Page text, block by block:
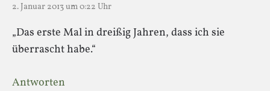
2. Januar 2013 um 0:22 Uhr
„Das erste Mal in dreißig Jahren, dass ich sie
überrascht habe.“
Antworten